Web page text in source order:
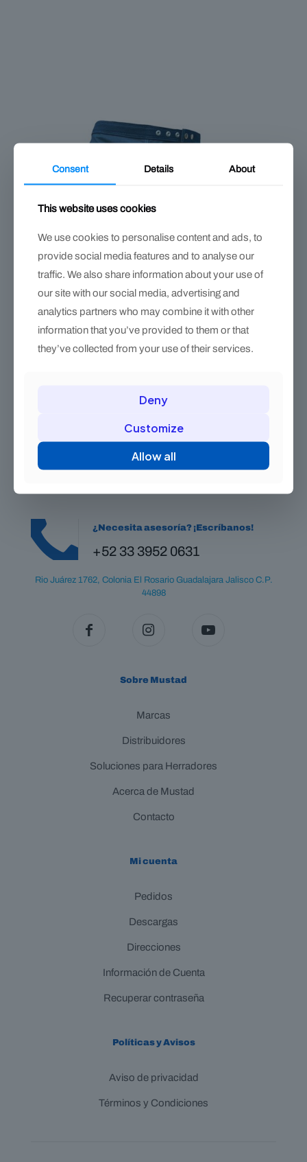
2,730.00
¿Necesita asesoría? ¡Escríbanos!
+52 33 3952 0631
Rio Juárez 1762, Colonia El Rosario Guadalajara Jalisco C.P.
44898
Sobre Mustad
Marcas
Distribuidores
Soluciones para Herradores
Acerca de Mustad
Contacto
Mi cuenta
Pedidos
Descargas
Direcciones
Información de Cuenta
Recuperar contraseña
Políticas y Avisos
Aviso de privacidad
Términos y Condiciones
Consent Details About
This website uses cookies
We use cookies to personalise content and ads, to
provide social media features and to analyse our
traffic. We also share information about your use of
our site with our social media, advertising and
analytics partners who may combine it with other
information that you’ve provided to them or that
they’ve collected from your use of their services.
Deny
Customize
Allow all